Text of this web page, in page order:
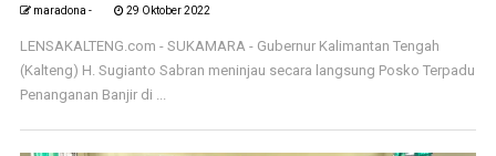
maradona - 29 Oktober 2022
LENSAKALTENG.com - SUKAMARA - Gubernur Kalimantan Tengah
(Kalteng) H. Sugianto Sabran meninjau secara langsung Posko Terpadu
Penanganan Banjir di ...